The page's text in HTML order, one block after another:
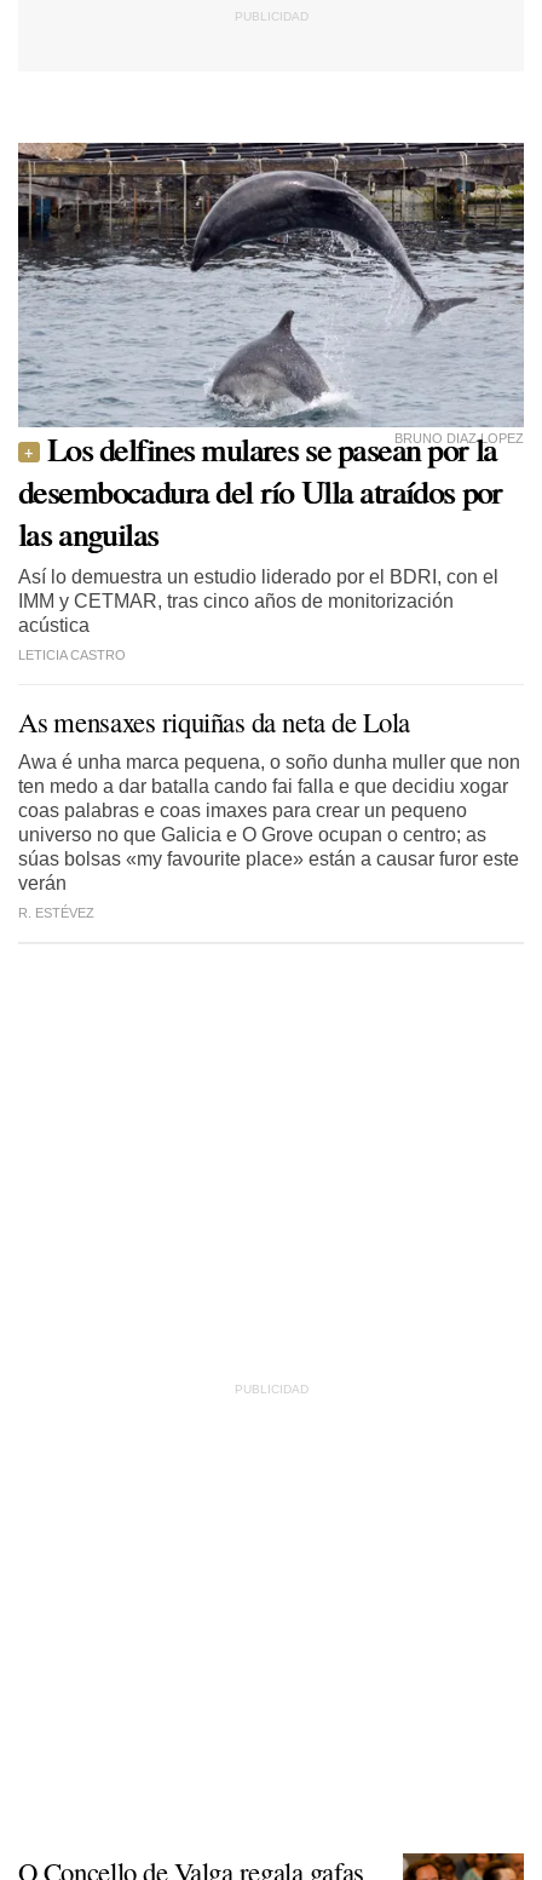
BRUNO DIAZ LOPEZ
Los delfines mulares se pasean por la
desembocadura del río Ulla atraídos por
las anguilas
Así lo demuestra un estudio liderado por el BDRI, con el
IMM y CETMAR, tras cinco años de monitorización
acústica
LETICIA CASTRO
As mensaxes riquiñas da neta de Lola
Awa é unha marca pequena, o soño dunha muller que non
ten medo a dar batalla cando fai falla e que decidiu xogar
coas palabras e coas imaxes para crear un pequeno
universo no que Galicia e O Grove ocupan o centro; as
súas bolsas «my favourite place» están a causar furor este
verán
R. ESTÉVEZ
O Concello de Valga regala gafas